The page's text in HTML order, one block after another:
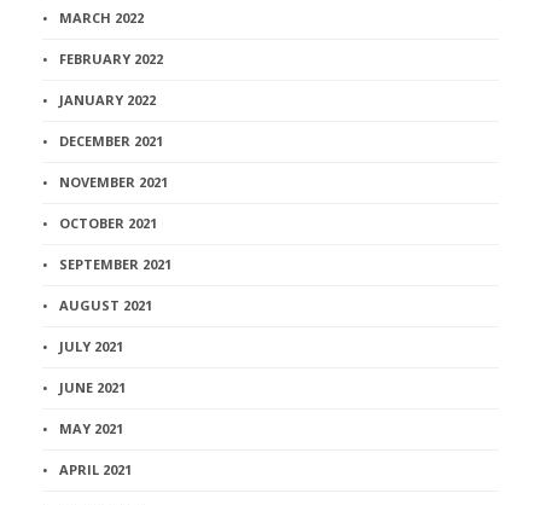
MARCH 2022
FEBRUARY 2022
JANUARY 2022
DECEMBER 2021
NOVEMBER 2021
OCTOBER 2021
SEPTEMBER 2021
AUGUST 2021
JULY 2021
JUNE 2021
MAY 2021
APRIL 2021